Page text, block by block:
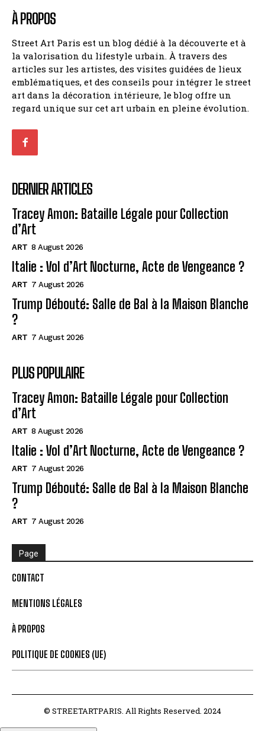
À PROPOS
Street Art Paris est un blog dédié à la découverte et à
la valorisation du lifestyle urbain. À travers des
articles sur les artistes, des visites guidées de lieux
emblématiques, et des conseils pour intégrer le street
art dans la décoration intérieure, le blog offre un
regard unique sur cet art urbain en pleine évolution.
DERNIER ARTICLES
Tracey Amon: Bataille Légale pour Collection
d’Art
ART 8 August 2026
Italie : Vol d’Art Nocturne, Acte de Vengeance ?
ART 7 August 2026
Trump Débouté: Salle de Bal à la Maison Blanche
?
ART 7 August 2026
PLUS POPULAIRE
Tracey Amon: Bataille Légale pour Collection
d’Art
ART 8 August 2026
Italie : Vol d’Art Nocturne, Acte de Vengeance ?
ART 7 August 2026
Trump Débouté: Salle de Bal à la Maison Blanche
?
ART 7 August 2026
Page
CONTACT
MENTIONS LÉGALES
À PROPOS
POLITIQUE DE COOKIES (UE)
© STREETARTPARIS. All Rights Reserved. 2024